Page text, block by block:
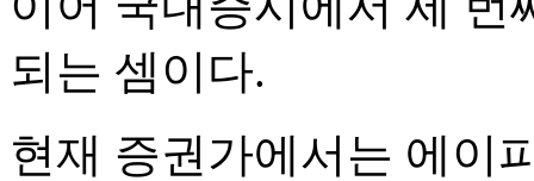
되는 셈이다.
현재 증권가에서는 에이